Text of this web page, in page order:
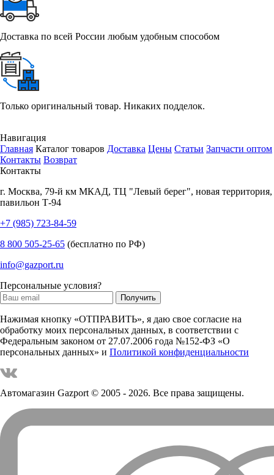
Доставка по всей России любым удобным способом
Только оригинальный товар. Никаких подделок.
Навигация
Главная Каталог товаров Доставка Цены Статьи Запчасти оптом
Контакты Возврат
Контакты
г. Москва, 79-й км МКАД, ТЦ "Левый берег", новая территория,
павильон Т-94
+7 (985) 723-84-59
8 800 505-25-65 (бесплатно по РФ)
info@gazport.ru
Персональные условия?
Нажимая кнопку «ОТПРАВИТЬ», я даю свое согласие на
обработку моих персональных данных, в соответствии с
Федеральным законом от 27.07.2006 года №152-ФЗ «О
персональных данных» и Политикой конфиденциальности
Автомагазин Gazport© 2005 - 2026. Все права защищены.